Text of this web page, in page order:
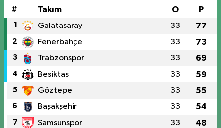
# Takım O P
1 Galatasaray 33 77
2 Fenerbahçe 33 73
3 Trabzonspor 33 69
4 Beşiktaş 33 59
5 Göztepe 33 55
6 Başakşehir 33 54
7 Samsunspor 33 48